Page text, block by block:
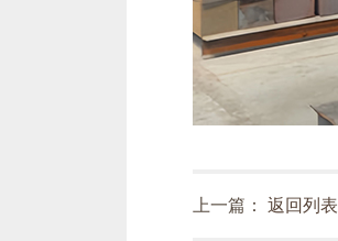
上一篇： 返回列表